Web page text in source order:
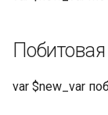
var $new_var